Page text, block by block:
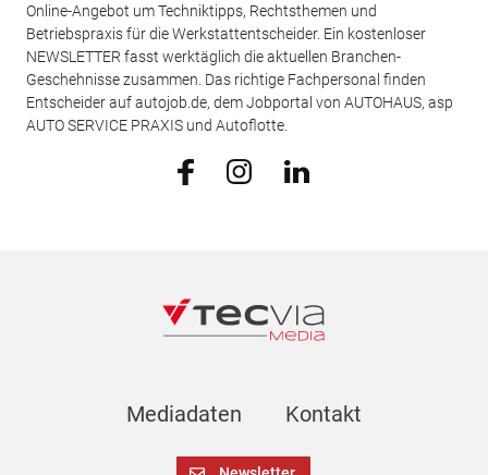
Online-Angebot um Techniktipps, Rechtsthemen und
Betriebspraxis für die Werkstattentscheider. Ein kostenloser
NEWSLETTER fasst werktäglich die aktuellen Branchen-
Geschehnisse zusammen. Das richtige Fachpersonal finden
Entscheider auf autojob.de, dem Jobportal von AUTOHAUS, asp
AUTO SERVICE PRAXIS und Autoflotte.
Mediadaten Kontakt